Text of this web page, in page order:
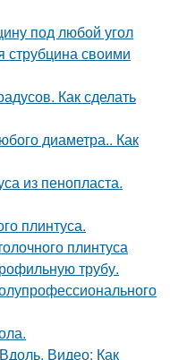
под любой угол
струбцина своими
Как сделать
диаметра.. Как
из пенопласта.
плинтуса.
плинтуса
трубу.
Видео: Как